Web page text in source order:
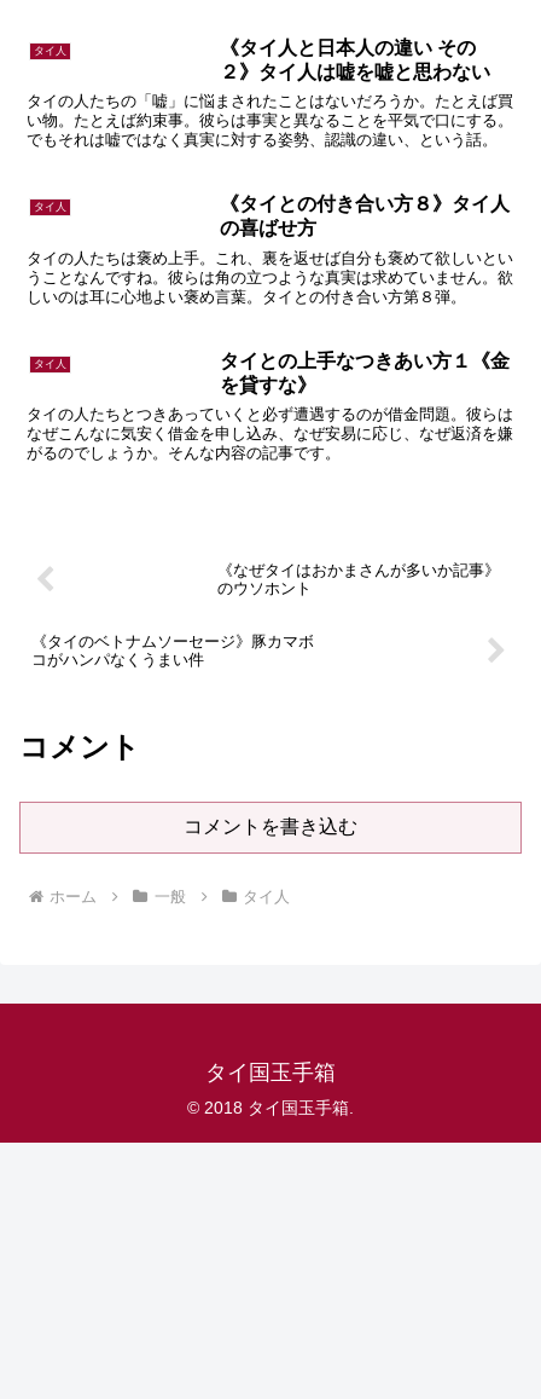
タイ人
《タイ人と日本人の違い その
２》タイ人は嘘を嘘と思わない
タイの人たちの「嘘」に悩まされたことはないだろうか。たとえば買
い物。たとえば約束事。彼らは事実と異なることを平気で口にする。
でもそれは嘘ではなく真実に対する姿勢、認識の違い、という話。
タイ人
《タイとの付き合い方８》タイ人
の喜ばせ方
タイの人たちは褒め上手。これ、裏を返せば自分も褒めて欲しいとい
うことなんですね。彼らは角の立つような真実は求めていません。欲
しいのは耳に心地よい褒め言葉。タイとの付き合い方第８弾。
タイ人
タイとの上手なつきあい方１《金
を貸すな》
タイの人たちとつきあっていくと必ず遭遇するのが借金問題。彼らは
なぜこんなに気安く借金を申し込み、なぜ安易に応じ、なぜ返済を嫌
がるのでしょうか。そんな内容の記事です。
《なぜタイはおかまさんが多いか記事》
のウソホント
《タイのベトナムソーセージ》豚カマボ
コがハンパなくうまい件
コメント
コメントを書き込む
ホーム 一般 タイ人
タイ国玉手箱
© 2018 タイ国玉手箱.